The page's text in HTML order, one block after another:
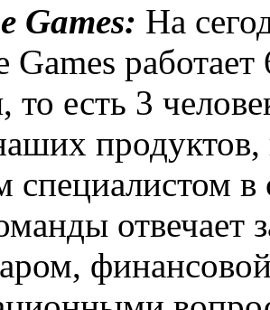
Games: На
Games
есть 3
отвечает